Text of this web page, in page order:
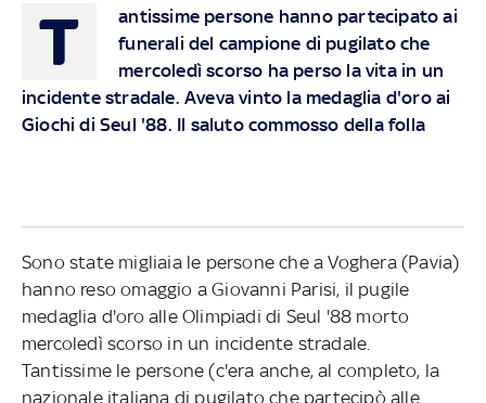
T
antissime persone hanno partecipato ai
funerali del campione di pugilato che
mercoledì scorso ha perso la vita in un
incidente stradale. Aveva vinto la medaglia d'oro ai
Giochi di Seul '88. Il saluto commosso della folla
Sono state migliaia le persone che a Voghera (Pavia)
hanno reso omaggio a Giovanni Parisi, il pugile
medaglia d'oro alle Olimpiadi di Seul '88 morto
mercoledì scorso in un incidente stradale.
Tantissime le persone (c'era anche, al completo, la
nazionale italiana di pugilato che partecipò alle